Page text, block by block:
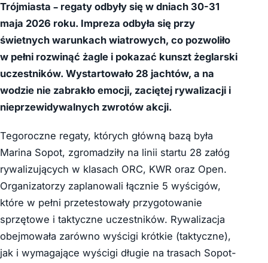
Trójmiasta – regaty odbyły się w dniach 30-31
maja 2026 roku. Impreza odbyła się przy
świetnych warunkach wiatrowych, co pozwoliło
w pełni rozwinąć żagle i pokazać kunszt żeglarski
uczestników. Wystartowało 28 jachtów, a na
wodzie nie zabrakło emocji, zaciętej rywalizacji i
nieprzewidywalnych zwrotów akcji.
Tegoroczne regaty, których główną bazą była
Marina Sopot, zgromadziły na linii startu 28 załóg
rywalizujących w klasach ORC, KWR oraz Open.
Organizatorzy zaplanowali łącznie 5 wyścigów,
które w pełni przetestowały przygotowanie
sprzętowe i taktyczne uczestników. Rywalizacja
obejmowała zarówno wyścigi krótkie (taktyczne),
jak i wymagające wyścigi długie na trasach Sopot-